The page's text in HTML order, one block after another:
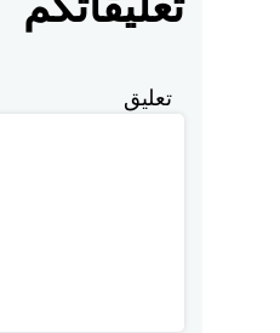
تعليق